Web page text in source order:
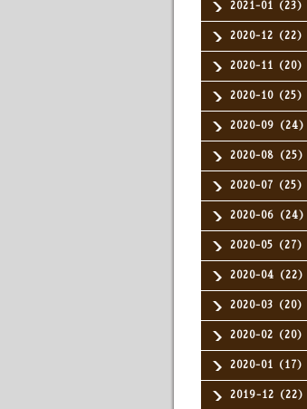
2021-01（23）
2020-12（22）
2020-11（20）
2020-10（25）
2020-09（24）
2020-08（25）
2020-07（25）
2020-06（24）
2020-05（27）
2020-04（22）
2020-03（20）
2020-02（20）
2020-01（17）
2019-12（22）